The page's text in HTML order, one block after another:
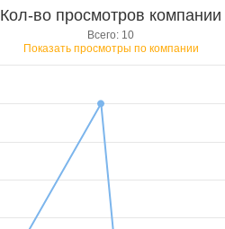
Кол-во просмотров компании
Всего: 10
Показать просмотры по компании